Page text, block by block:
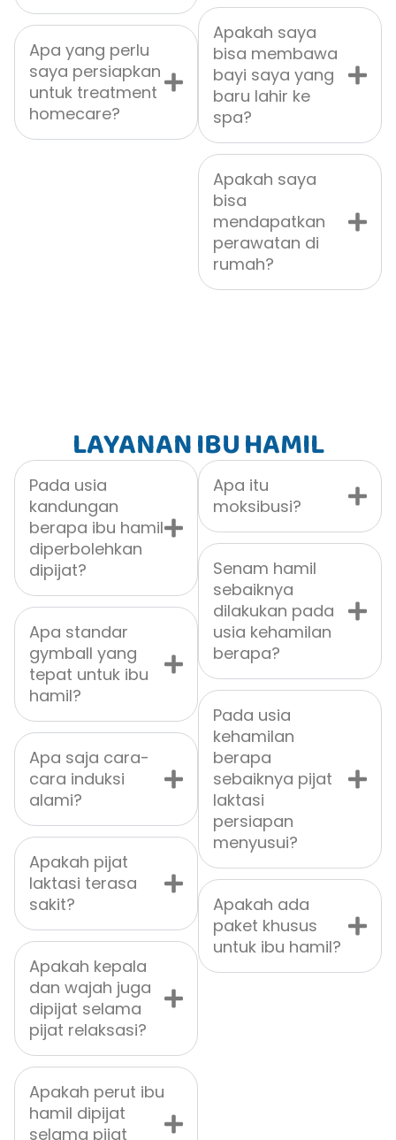
Apa yang perlu
saya persiapkan
untuk treatment
homecare?
Apakah saya
bisa membawa
bayi saya yang
baru lahir ke
spa?
Apakah saya
bisa
mendapatkan
perawatan di
rumah?
LAYANAN IBU HAMIL
Pada usia
kandungan
berapa ibu hamil
diperbolehkan
dipijat?
Apa standar
gymball yang
tepat untuk ibu
hamil?
Apa saja cara-
cara induksi
alami?
Apakah pijat
laktasi terasa
sakit?
Apakah kepala
dan wajah juga
dipijat selama
pijat relaksasi?
Apakah perut ibu
hamil dipijat
selama pijat
Apa itu
moksibusi?
Senam hamil
sebaiknya
dilakukan pada
usia kehamilan
berapa?
Pada usia
kehamilan
berapa
sebaiknya pijat
laktasi
persiapan
menyusui?
Apakah ada
paket khusus
untuk ibu hamil?